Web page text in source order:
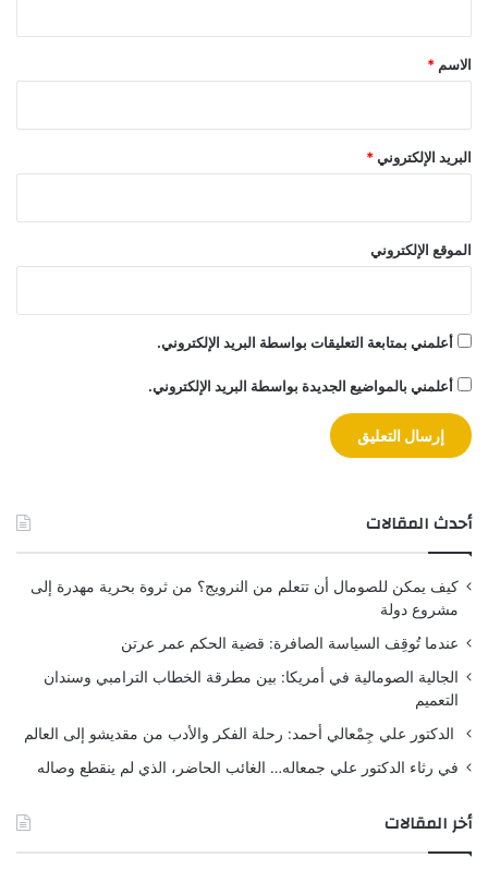
*
الاسم *
البريد الإلكتروني*
الموقع الإلكتروني
أعلمني بمتابعة التعليقات بواسطة البريد الإلكتروني.
أعلمني بالمواضيع الجديدة بواسطة البريد الإلكتروني.
أحدث المقالات
كيف يمكن للصومال أن تتعلم من النرويج؟ من ثروة بحرية مهدرة إلى
مشروع دولة
عندما تُوقِف السياسة الصافرة: قضية الحكم عمر عرتن
الجالية الصومالية في أمريكا: بين مطرقة الخطاب الترامبي وسندان
التعميم
الدكتور علي جِمْعالي أحمد: رحلة الفكر والأدب من مقديشو إلى العالم
في رثاء الدكتور علي جمعاله… الغائب الحاضر، الذي لم ينقطع وصاله
أخر المقالات